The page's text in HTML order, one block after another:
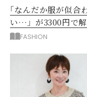
｢なんだか服が似合
い…」が3300円で
阪神梅田のサービス
FASHION